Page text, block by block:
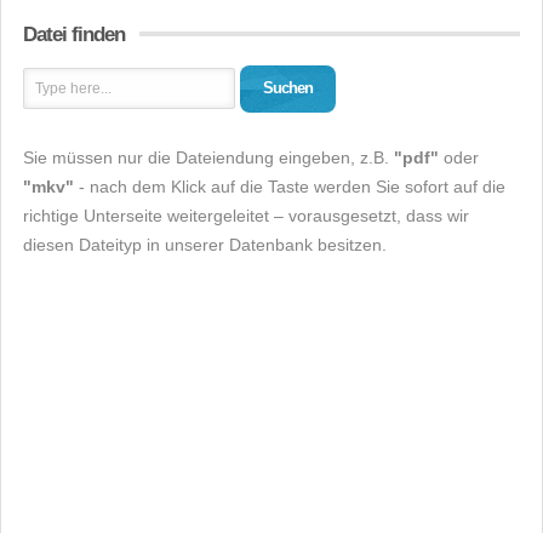
Datei finden
Suchen
Sie müssen nur die Dateiendung eingeben, z.B. "pdf" oder
"mkv" - nach dem Klick auf die Taste werden Sie sofort auf die
richtige Unterseite weitergeleitet – vorausgesetzt, dass wir
diesen Dateityp in unserer Datenbank besitzen.